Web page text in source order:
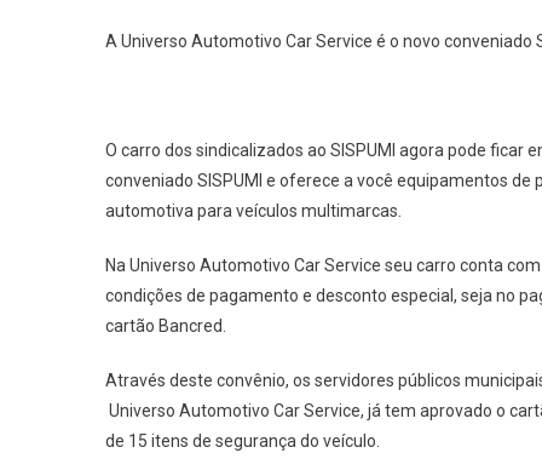
A Universo Automotivo Car Service é o novo conveniado
O carro dos sindicalizados ao SISPUMI agora pode ficar
conveniado SISPUMI e oferece a você equipamentos
automotiva para veículos multimarcas.
Na Universo Automotivo Car Service seu carro conta
condições de pagamento e desconto especial, seja no
cartão Bancred.
Através deste convênio, os servidores públicos
Universo Automotivo Car Service, já tem aprovado o
de 15 itens de segurança do veículo.